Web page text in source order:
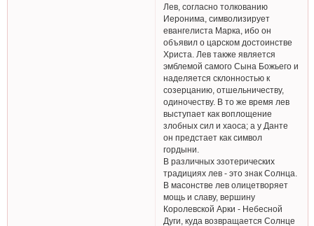
Лев, согласно толкованию
Иеронима, символизирует
евангелиста Марка, ибо он
объявил о царском достоинстве
Христа. Лев также является
эмблемой самого Сына Божьего и
наделяется склонностью к
созерцанию, отшельничеству,
одиночеству. В то же время лев
выступает как воплощение
злобных сил и хаоса; а у Данте
он предстает как символ
гордыни.
В различных эзотерических
традициях лев - это знак Солнца.
В масонстве лев олицетворяет
мощь и славу, вершину
Королевской Арки - Небесной
Дуги, куда возвращается Солнце